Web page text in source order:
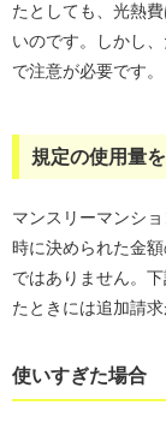
たとしても、光熱
いのです。しかし
で注意が必要です。
規定の使用量
マンスリーマンシ
時に決められた金
ではありません。
たときには追加請求
使いすぎた場合